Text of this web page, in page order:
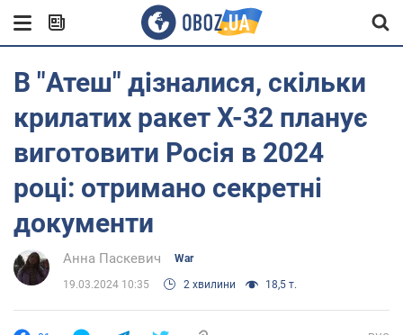
В "Атеш" дізналися, скільки
крилатих ракет X-32 планує
виготовити Росія в 2024
році: отримано секретні
документи
Анна Паскевич War
19.03.2024 10:35 2 хвилини 18,5 т.